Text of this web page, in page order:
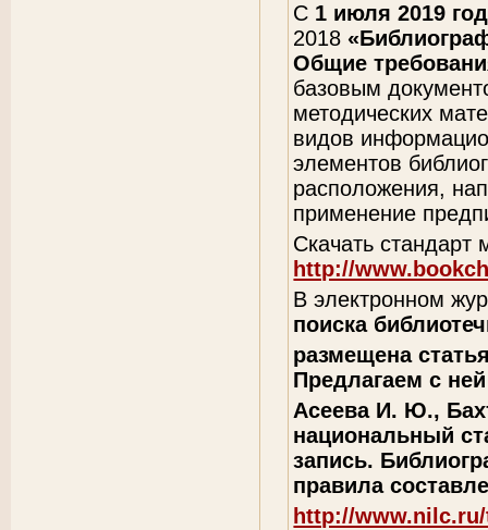
С 1 июля 2019
2018
Общие
базовым
методических
видов
элементов
расположения,
применение
Скачать
http://
В электронном
поиска
размещена
Предлагаем с
Асеева И. Ю.,
национальный
запись.
правила
http://